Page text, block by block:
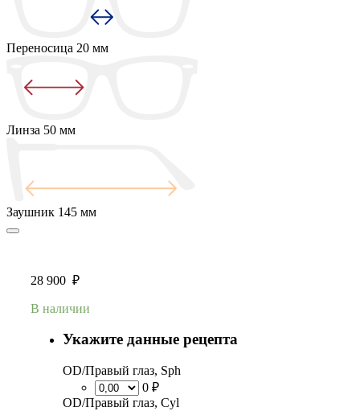
Переносица 20 мм
Линза 50 мм
Заушник 145 мм
28 900 ₽
В наличии
Укажите данные рецепта
OD/Правый глаз, Sph
0 ₽
OD/Правый глаз, Cyl